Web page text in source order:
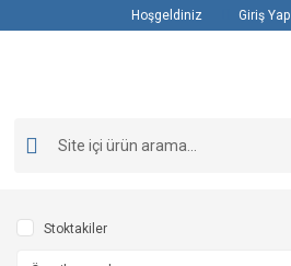
Hoşgeldiniz Giriş Yap
Stoktakiler